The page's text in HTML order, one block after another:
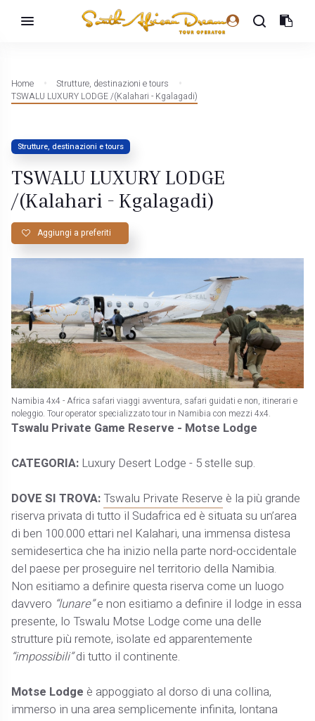
Home
Strutture, destinazioni e tours
TSWALU LUXURY LODGE /(Kalahari - Kgalagadi)
Strutture, destinazioni e tours
TSWALU LUXURY LODGE
/(Kalahari - Kgalagadi)
Aggiungi a preferiti
Namibia 4x4 - Africa safari viaggi avventura, safari guidati e non, itinerari e
noleggio. Tour operator specializzato tour in Namibia con mezzi 4x4.
Tswalu Private Game Reserve - Motse Lodge
CATEGORIA: Luxury Desert Lodge - 5 stelle sup.
DOVE SI TROVA: Tswalu Private Reserve è la più grande
riserva privata di tutto il Sudafrica ed è situata su un’area
di ben 100.000 ettari nel Kalahari, una immensa distesa
semidesertica che ha inizio nella parte nord-occidentale
del paese per proseguire nel territorio della Namibia.
Non esitiamo a definire questa riserva come un luogo
davvero “lunare”e non esitiamo a definire il lodge in essa
presente, lo Tswalu Motse Lodge come una delle
strutture più remote, isolate ed apparentemente
“impossibili”di tutto il continente.
Motse Lodge è appoggiato al dorso di una collina,
immerso in una area semplicemente infinita, lontana